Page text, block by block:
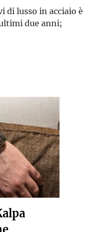
di lusso in acciaio è
due anni;